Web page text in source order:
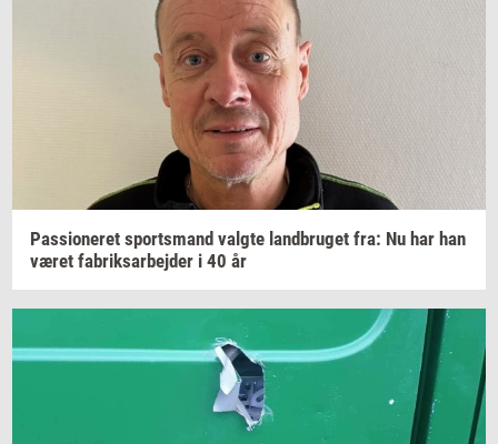
Pas­sio­ne­ret sport­s­mand valg­te land­bru­get fra: Nu har han
været fa­briks­ar­bej­der i 40 år